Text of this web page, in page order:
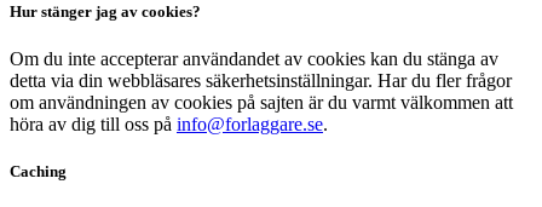
Hur stänger jag av cookies?
Om du inte accepterar användandet av cookies kan du stänga av
detta via din webbläsares säkerhetsinställningar. Har du fler frågor
om användningen av cookies på sajten är du varmt välkommen att
höra av dig till oss på info@forlaggare.se.
Caching